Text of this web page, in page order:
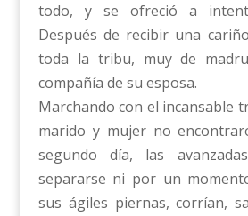
todo, y se ofreció a
Después de recibir una
toda la tribu, muy de
compañía de su esposa.
Marchando con el incansable
marido y mujer no
segundo día, las
separarse ni por un
sus ágiles piernas, corrían,